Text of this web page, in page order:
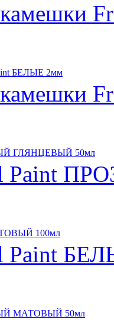
камешки
камешки
Paint
Paint